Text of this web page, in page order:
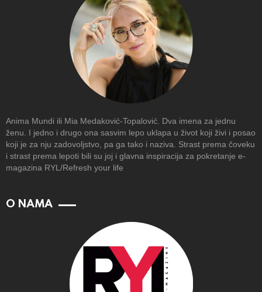
Anima Mundi ili Mia Medaković-Topalović. Dva imena za jednu
ženu. I jedno i drugo ona sasvim lepo uklapa u život koji živi i posao
koji je za nju zadovoljstvo, pa ga tako i naziva. Strast prema čoveku
i strast prema lepoti bili su joj i glavna inspiracija za pokretanje e-
magazina RYL/Refresh your life
O NAMA